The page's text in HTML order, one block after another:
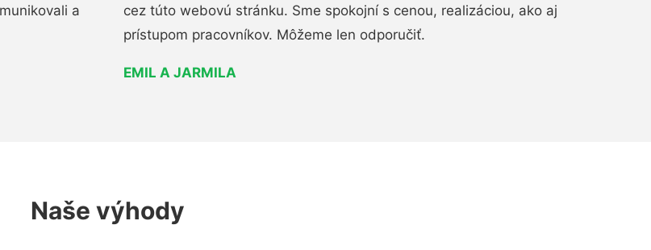
a
cez túto webovú stránku. Sme spokojní s cenou, realizáciou, ako aj
prístupom pracovníkov. Môžeme len odporučiť.
EMIL A JARMILA
Naše výhody